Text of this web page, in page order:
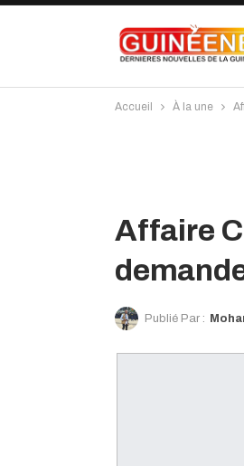
Accueil À la une
Affaire
Publié Par : Mohamed